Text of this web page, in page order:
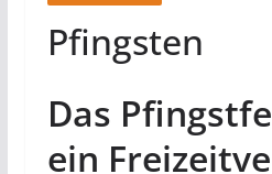
Pfingsten
Das
ein